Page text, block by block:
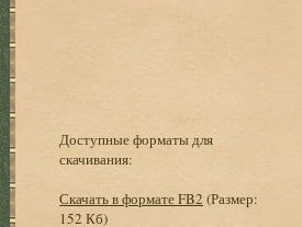
Доступные форматы для
скачивания:
Скачать в формате FB2 (Размер:
152 Кб)